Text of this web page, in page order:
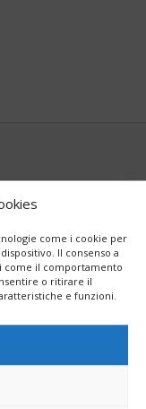
come i cookie per
Il consenso a
come il comportamento
o ritirare il
e funzioni.
LEGALI
nel
e dell’